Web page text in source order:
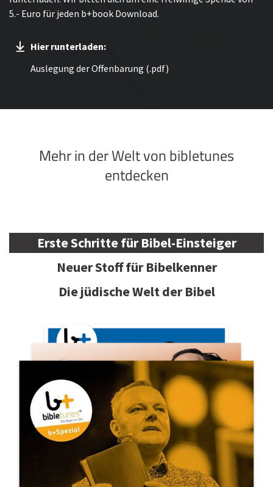
5.- Euro für jeden b+book Download.
Hier runterladen:
Auslegung der Offenbarung (.pdf)
Mehr in der Welt von bibletunes
entdecken
Erste Schritte für Bibel-Einsteiger
Neuer Stoff für Bibelkenner
Die jüdische Welt der Bibel